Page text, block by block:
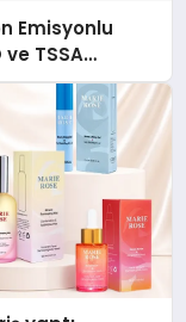
Emisyonlu
TSSA